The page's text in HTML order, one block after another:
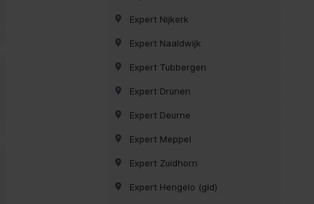
Expert Nijkerk
Expert Naaldwijk
Expert Tubbergen
Expert Drunen
Expert Deurne
Expert Meppel
Expert Zuidhorn
Expert Hengelo (gld)